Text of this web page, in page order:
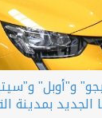
و"أوبل"
بمدينة